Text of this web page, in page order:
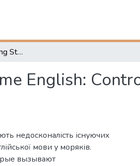
Enhancement of Testing Standards for Maritime English: Controversy and Innovations
English:
недосконалість існуючих
мови у моряків.
вызывают